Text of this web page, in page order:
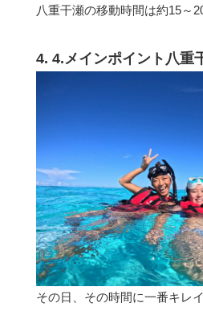
八重干瀬の移動時間は約15～
4. 4.メインポイント八重
その日、その時間に一番キレ